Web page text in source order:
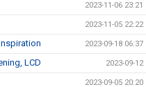
2023-11-06 23:21
2023-11-05 22:22
2023-09-18 06:37
LCD 2023-09-12
2023-09-05 20:20